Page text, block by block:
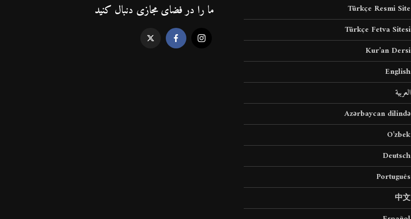
Türkçe Resmi Site
Türkçe Fetva Sitesi
Kur’an Dersi
English
العربية
Azərbaycan dilində
O’zbek
Deutsch
Português
中文
ما را در فضای مجازی دنبال کنید